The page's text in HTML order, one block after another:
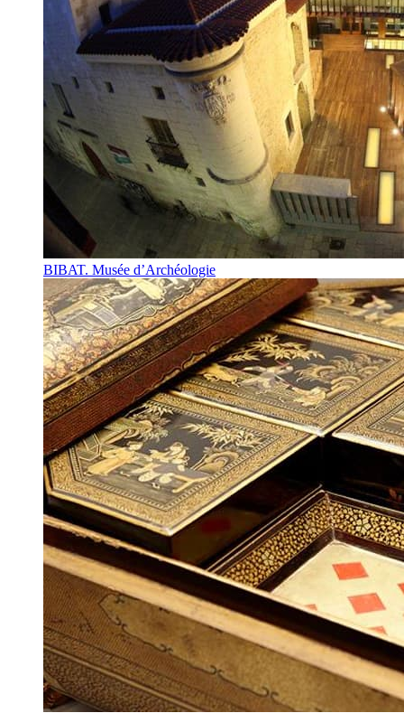
BIBAT. Musée d’Archéologie